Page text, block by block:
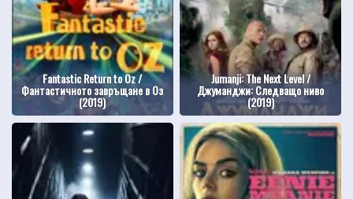
Fantastic Return to Oz /
Фантастичното завръщане в Оз
(2019)
Jumanji: The Next Level /
Джуманджи: Следващо ниво
(2019)